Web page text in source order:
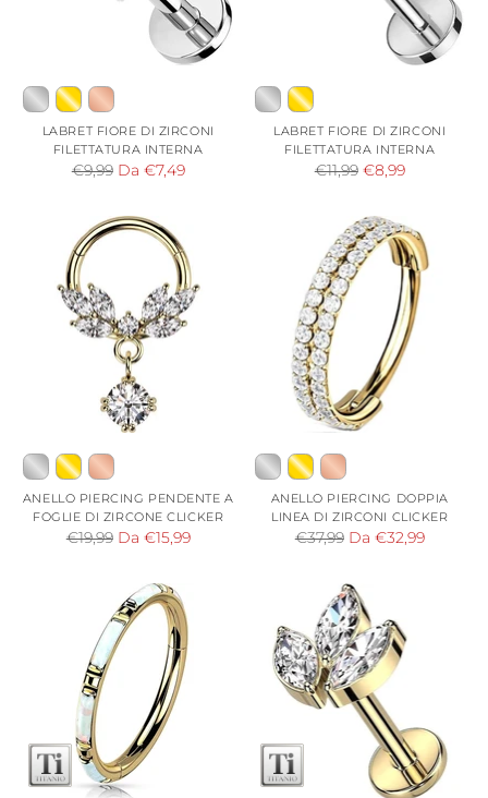
LABRET FIORE DI ZIRCONI
FILETTATURA INTERNA
Prezzo
listino
€9,99 Da €7,49
LABRET FIORE DI ZIRCONI
FILETTATURA INTERNA
Prezzo
€11,99 €8,99
ANELLO PIERCING PENDENTE A
FOGLIE DI ZIRCONE CLICKER
Prezzo
€19,99 Da €15,99
ANELLO PIERCING DOPPIA
LINEA DI ZIRCONI CLICKER
Prezzo
€37,99 Da €32,99